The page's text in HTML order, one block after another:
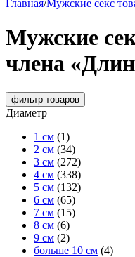
Главная/Мужские секс
Мужские
члена
фильтр товаров
Диаметр
1 см (1)
2 см (34)
3 см (272)
4 см (338)
5 см (132)
6 см (65)
7 см (15)
8 см (6)
9 см (2)
больше 10 см (4)